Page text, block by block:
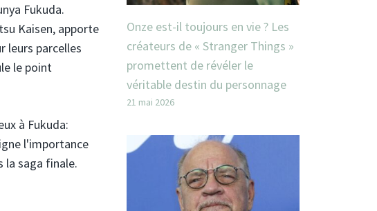
Fukuda.
Kaisen, apporte
leurs parcelles
le point
à Fukuda:
l'importance
la saga finale.
Onze est-il toujours en vie ? Les
créateurs de « Stranger Things »
promettent de révéler le
véritable destin du personnage
21 mai 2026